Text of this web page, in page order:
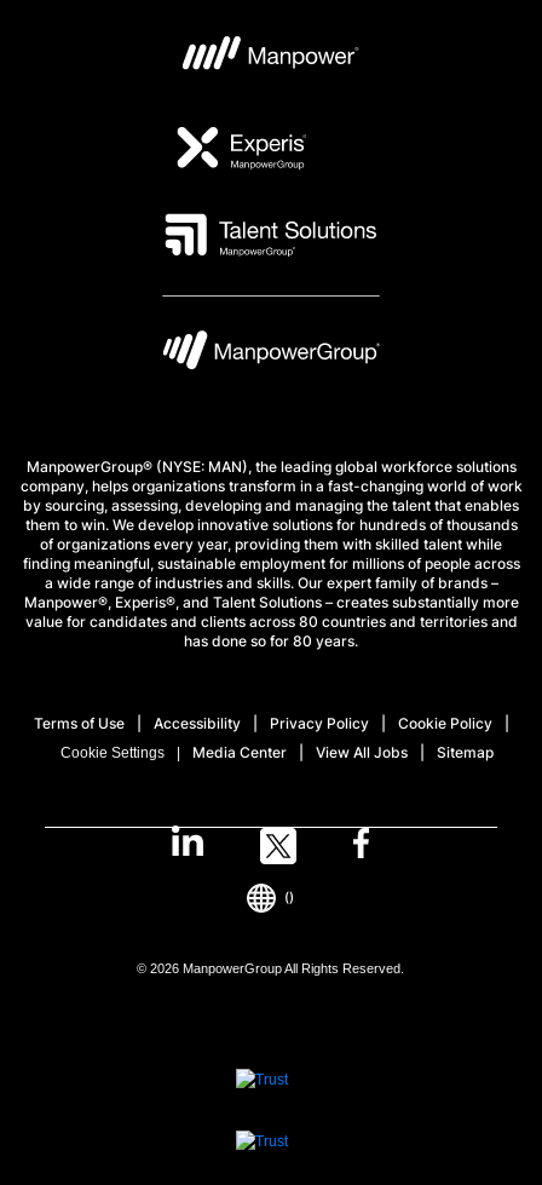
ManpowerGroup® (NYSE: MAN), the leading global workforce solutions
company, helps organizations transform in a fast-changing world of work
by sourcing, assessing, developing and managing the talent that enables
them to win. We develop innovative solutions for hundreds of thousands
of organizations every year, providing them with skilled talent while
finding meaningful, sustainable employment for millions of people across
a wide range of industries and skills. Our expert family of brands –
Manpower®, Experis®, and Talent Solutions – creates substantially more
value for candidates and clients across 80 countries and territories and
has done so for 80 years.
Terms of Use Accessibility Privacy Policy Cookie Policy
Cookie Settings Media Center View All Jobs Sitemap
© 2026 ManpowerGroup All Rights Reserved.
()